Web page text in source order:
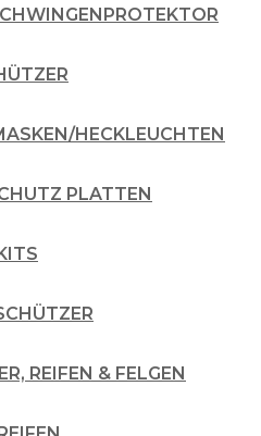
HECKLEUCHTEN
PLATTEN
REIFEN & FELGEN